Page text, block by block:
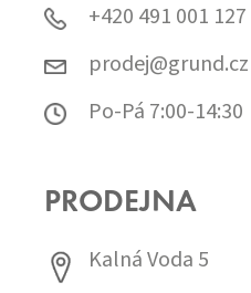
+420 491 001 127
prodej@grund.cz
Po-Pá 7:00-14:30
PRODEJNA
Kalná Voda 5